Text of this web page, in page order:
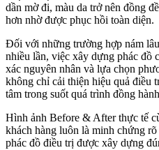
dần mờ đi, màu da trở nên đồng
hơn nhờ được phục hồi toàn diện.
Đối với những trường hợp nám
nhiều lần, việc xây dựng phác đồ
xác nguyên nhân và lựa chọn
không chỉ cải thiện hiệu quả điều
tâm trong suốt quá trình đồng
Hình ảnh Before & After thực tế
khách hàng luôn là minh chứng
phác đồ điều trị được xây dựng